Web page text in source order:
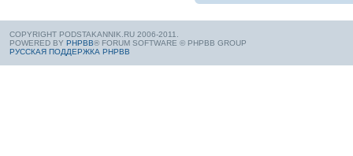
COPYRIGHT PODSTAKANNIK.RU 2006-2011.
POWERED BY PHPBB® FORUM SOFTWARE © PHPBB GROUP
РУССКАЯ ПОДДЕРЖКА PHPBB